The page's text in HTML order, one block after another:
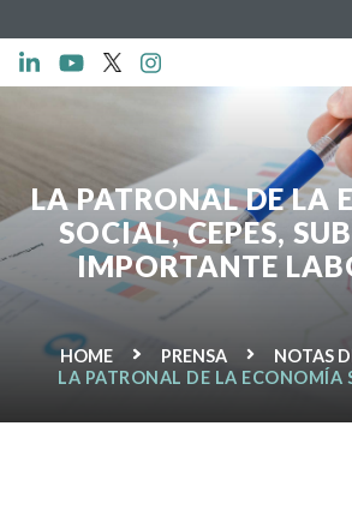
LA PATRONAL DE LA
SOCIAL, CEPES,
IMPORTANTE
REALIZA EL
SANITARIO EN LA
CONTRA LA
HOME PRENSA
NOTAS
LA PATRONAL DE LA ECONOMÍA
COOPERATIVISMO SANITARIO